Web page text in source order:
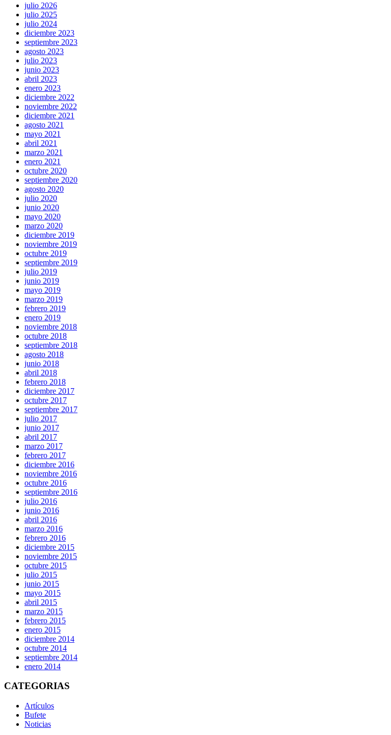
julio 2026
julio 2025
julio 2024
diciembre 2023
septiembre 2023
agosto 2023
julio 2023
junio 2023
abril 2023
enero 2023
diciembre 2022
noviembre 2022
diciembre 2021
agosto 2021
mayo 2021
abril 2021
marzo 2021
enero 2021
octubre 2020
septiembre 2020
agosto 2020
julio 2020
junio 2020
mayo 2020
marzo 2020
diciembre 2019
noviembre 2019
octubre 2019
septiembre 2019
julio 2019
junio 2019
mayo 2019
marzo 2019
febrero 2019
enero 2019
noviembre 2018
octubre 2018
septiembre 2018
agosto 2018
junio 2018
abril 2018
febrero 2018
diciembre 2017
octubre 2017
septiembre 2017
julio 2017
junio 2017
abril 2017
marzo 2017
febrero 2017
diciembre 2016
noviembre 2016
octubre 2016
septiembre 2016
julio 2016
junio 2016
abril 2016
marzo 2016
febrero 2016
diciembre 2015
noviembre 2015
octubre 2015
julio 2015
junio 2015
mayo 2015
abril 2015
marzo 2015
febrero 2015
enero 2015
diciembre 2014
octubre 2014
septiembre 2014
enero 2014
CATEGORIAS
Artículos
Bufete
Noticias